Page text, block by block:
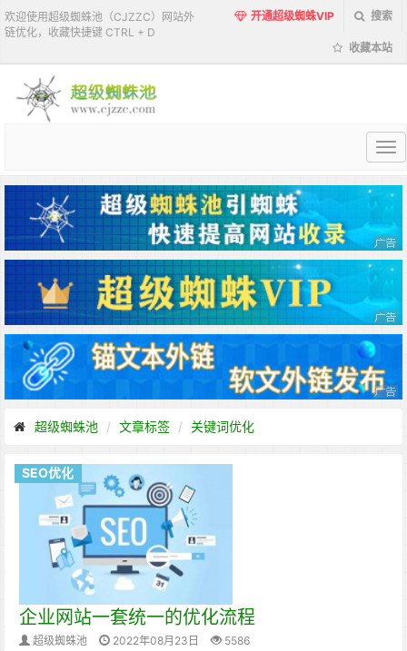
欢迎使用超级蜘蛛池（CJZZC）网站外
链优化，收藏快捷键 CTRL + D
开通超级蜘蛛VIP 搜索
收藏本站
超
蜘
蛛
池
超级蜘蛛池 文章标签 关键词优化
SEO优化
企业网站一套统一的优化流程
超级蜘蛛池 2022年08月23日 5586